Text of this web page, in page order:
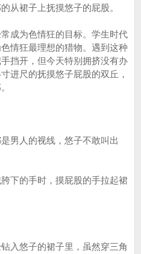
裙子上抚摸悠子的屁股。
为色情狂的目标。学生时代
情狂最理想的猎物。遇到这种
挡开，但今天特别拥挤没有办
进尺的抚摸悠子屁股的双丘，
人的视线，悠子不敢叫出
的手时，摸屁股的手拉起裙
悠子的裙子里，虽然穿三角